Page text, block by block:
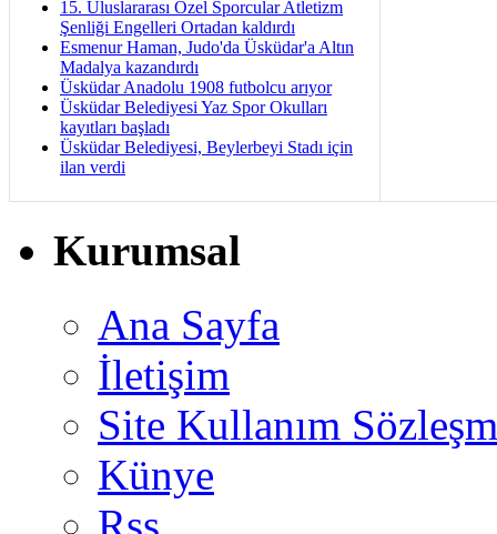
15. Uluslararası Özel Sporcular Atletizm
Şenliği Engelleri Ortadan kaldırdı
Esmenur Haman, Judo'da Üsküdar'a Altın
Madalya kazandırdı
Üsküdar Anadolu 1908 futbolcu arıyor
Üsküdar Belediyesi Yaz Spor Okulları
kayıtları başladı
Üsküdar Belediyesi, Beylerbeyi Stadı için
ilan verdi
Kurumsal
Ana Sayfa
İletişim
Site Kullanım
Künye
Rss